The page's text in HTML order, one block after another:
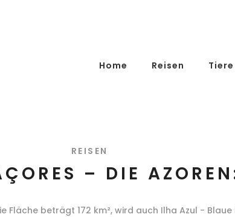
Home Reisen Tiere
REISEN
– DIE
Fläche beträgt 172 km², wird auch Ilha Azul -